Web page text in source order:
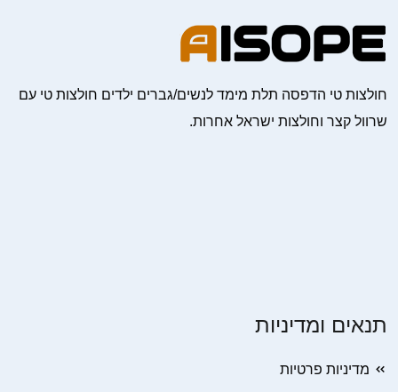
חולצות טי הדפסה תלת מימד לנשים/גברים ילדים חולצות טי עם
שרוול קצר וחולצות ישראל אחרות.
תנאים ומדיניות
מדיניות פרטיות